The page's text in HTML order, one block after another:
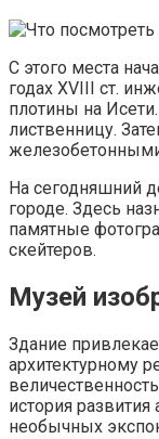
С этого места
годах XVIII ст.
плотины на
лиственницу.
На сегодняшний
городе. Здесь
памятные
скейтеров.
Музей
Здание
архитектурному
история
необычных